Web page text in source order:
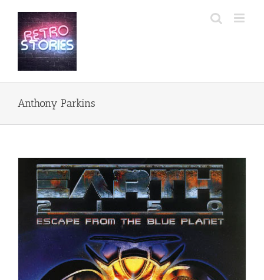
zawartości
Anthony Parkins